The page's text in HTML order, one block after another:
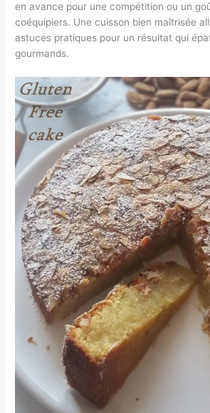
en avance pour une compétition ou un
coéquipiers. Une cuisson bien maîtrisée
astuces pratiques pour un résultat qui
gourmands.